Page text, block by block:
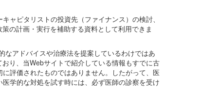
ャピタリストの投資先（ファイナンス）の検討、
の計画・実行を補助する資料として利用できま
なアドバイスや治療法を提案しているわけではあ
り、当Webサイトで紹介している情報もすでに古
評価されたものではありません。したがって、医
学的な対処を試す時には、必ず医師の診察を受け